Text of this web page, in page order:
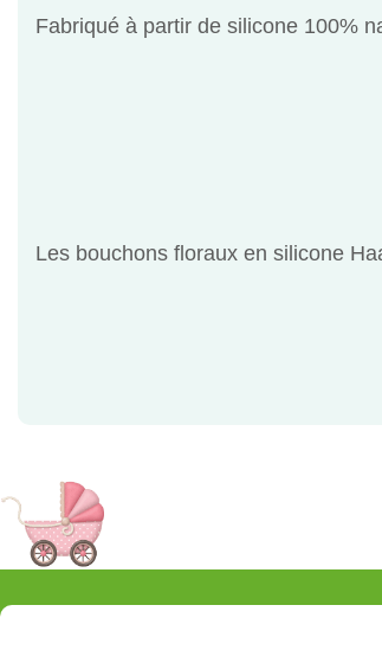
Fabriqué à partir de silicone 100%
Les bouchons floraux en silicone